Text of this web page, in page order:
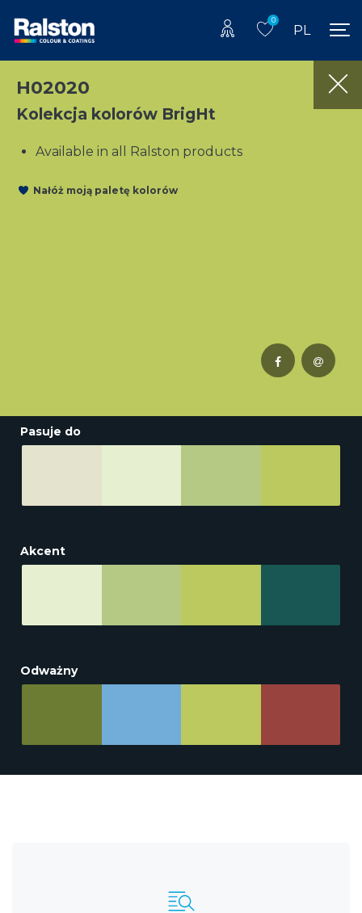
0
PL
H02020
Kolekcja kolorów BrigHt
Available in all Ralston products
Nałóż moją paletę kolorów
Pasuje do
Akcent
Odważny